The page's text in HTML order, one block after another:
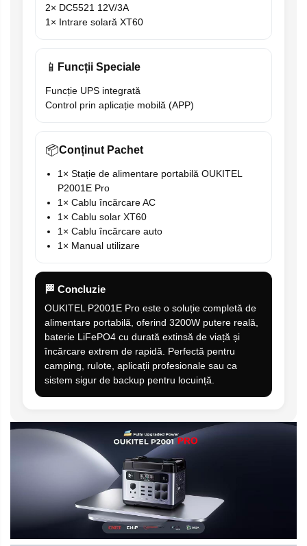
2× DC5521 12V/3A
1× Intrare solară XT60
📱 Funcții Speciale
Funcție UPS integrată
Control prin aplicație mobilă (APP)
📦Conținut Pachet
1× Stație de alimentare portabilă OUKITEL
P2001E Pro
1× Cablu încărcare AC
1× Cablu solar XT60
1× Cablu încărcare auto
1× Manual utilizare
🏁 Concluzie
OUKITEL P2001E Pro este o soluție completă de
alimentare portabilă, oferind 3200W putere reală,
baterie LiFePO4 cu durată extinsă de viață și
încărcare extrem de rapidă. Perfectă pentru
camping, rulote, aplicații profesionale sau ca
sistem sigur de backup pentru locuință.